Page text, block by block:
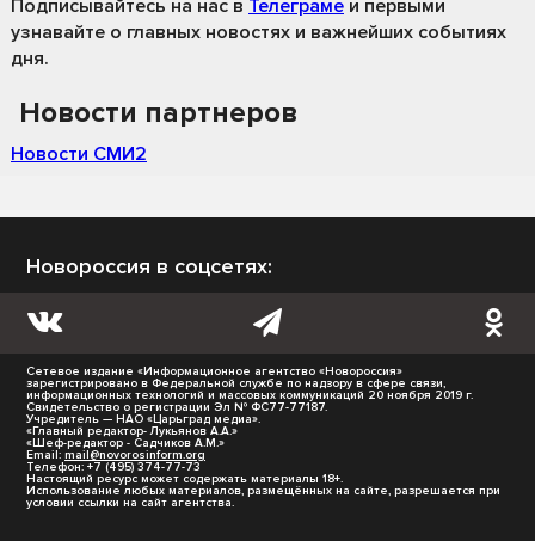
Подписывайтесь на нас в Телеграме и первыми
узнавайте о главных новостях и важнейших событиях
дня.
Новости партнеров
Новости СМИ2
Новороссия в соцсетях:
Сетевое издание «Информационное агентство «Новороссия»
зарегистрировано в Федеральной службе по надзору в сфере связи,
информационных технологий и массовых коммуникаций 20 ноября 2019 г.
Свидетельство о регистрации Эл № ФС77-77187.
Учредитель — НАО «Царьград медиа».
«Главный редактор- Лукьянов А.А.»
«Шеф-редактор - Садчиков А.М.»
Email: mail@novorosinform.org
Телефон: +7 (495) 374-77-73
Настоящий ресурс может содержать материалы 18+.
Использование любых материалов, размещённых на сайте, разрешается при
условии ссылки на сайт агентства.